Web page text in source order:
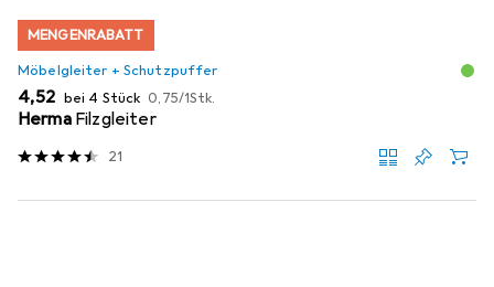
MENGENRABATT
Möbelgleiter + Schutzpuffer
EUR
4,52 bei 4 Stück EUR
0,75/1Stk.
Herma Filzgleiter
21